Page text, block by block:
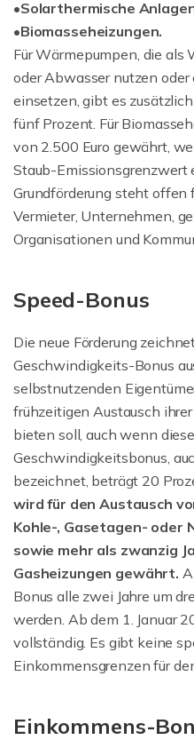
•Solarthermische
•Biomasseheizungen.
Für Wärmepumpen, die als
oder Abwasser nutzen
einsetzen, gibt es
fünf Prozent. Für
von 2.500 Euro gewährt,
Staub-Emissionsgrenzwert
Grundförderung steht offen
Vermieter, Unternehmen,
Organisationen und
Speed-Bonus
Die neue Förderung
Geschwindigkeits-Bonus
selbstnutzenden
frühzeitigen Austausch
bieten soll, auch wenn
Geschwindigkeitsbonus,
bezeichnet, beträgt 20
wird für den Austausch
Kohle-, Gasetagen- oder
sowie mehr als zwanzig
Gasheizungen gewährt.
Bonus alle zwei Jahre um
werden. Ab dem 1. Januar
vollständig. Es gibt keine
Einkommensgrenzen für
Einkommens-